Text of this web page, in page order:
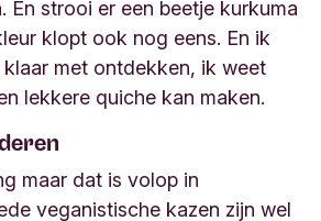
En strooi er een beetje kurkuma
klopt ook nog eens. En ik
met ontdekken, ik weet
lekkere quiche kan maken.
maar dat is volop in
veganistische kazen zijn wel